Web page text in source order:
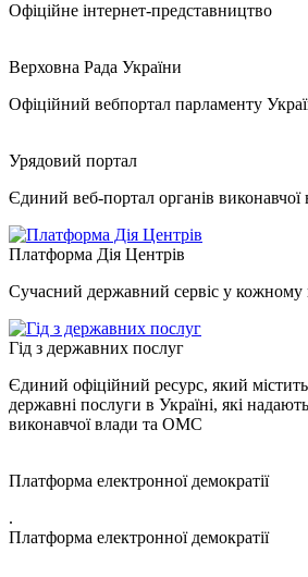
Офіційне інтернет-представництво
Верховна Рада України
Офіційний вебпортал парламенту
Урядовий портал
Єдиний веб-портал органів виконавчої
Платформа Дія Центрів
Сучасний державний сервіс у кожному
Гід з державних послуг
Єдиний офіційний ресурс, який
державні послуги в Україні, які
виконавчої влади та ОМС
Платформа електронної демократії
.
Платформа електронної демократії